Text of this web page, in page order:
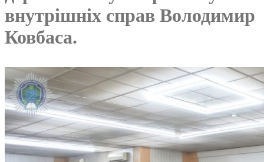
внутрішніх справ Володимир
Ковбаса.